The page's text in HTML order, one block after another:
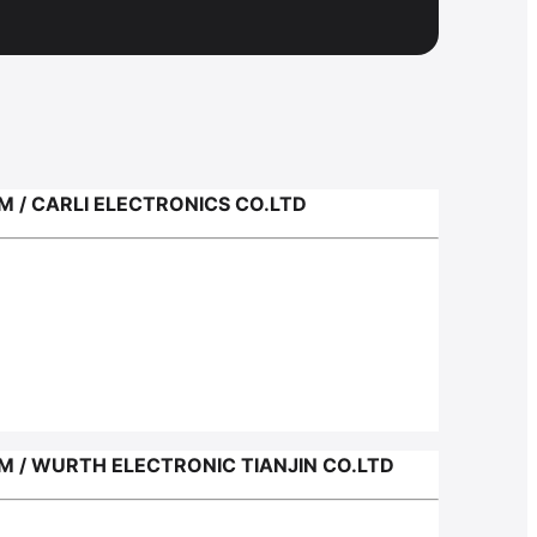
ELECTRONICS CO.LTD
ELECTRONIC TIANJIN CO.LTD